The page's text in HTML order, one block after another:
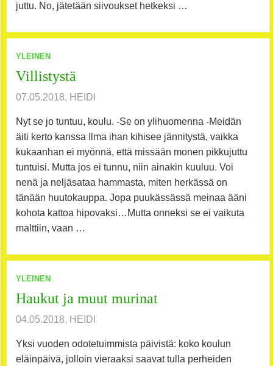
juttu. No, jätetään siivoukset hetkeksi …
YLEINEN
Villistystä
07.05.2018, HEIDI
Nyt se jo tuntuu, koulu. -Se on ylihuomenna -Meidän
äiti kerto kanssa Ilma ihan kihisee jännitystä, vaikka
kukaanhan ei myönnä, että missään monen pikkujuttu
tuntuisi. Mutta jos ei tunnu, niin ainakin kuuluu. Voi
nenä ja neljäsataa hammasta, miten herkässä on
tänään huutokauppa. Jopa puukässässä meinaa ääni
kohota kattoa hipovaksi…Mutta onneksi se ei vaikuta
malttiin, vaan …
YLEINEN
Haukut ja muut murinat
04.05.2018, HEIDI
Yksi vuoden odotetuimmista päivistä: koko koulun
eläinpäivä, jolloin vieraaksi saavat tulla perheiden